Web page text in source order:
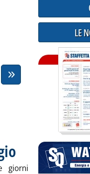
. Pubblicata venerdì 30
giorni
LE